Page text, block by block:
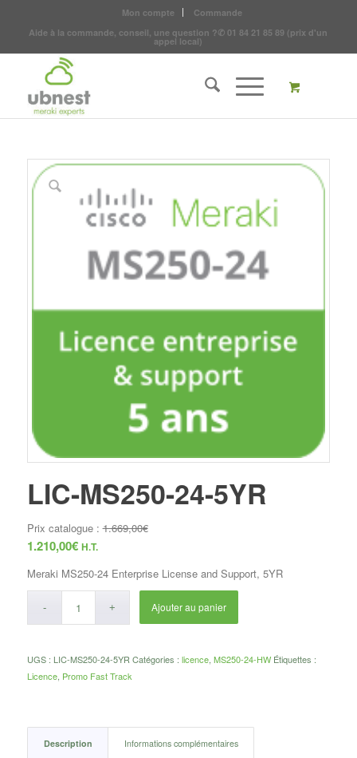
Mon compte
Commande
Aide à la commande, conseil, une question ?✆ 01 84 21 85 89 (prix d'un
appel local)
LIC-MS250-24-5YR
Prix catalogue :1.669,00€
1.210,00€ H.T.
Meraki MS250-24 Enterprise License and Support, 5YR
Ajouter au panier
UGS : LIC-MS250-24-5YR Catégories : licence, MS250-24-HW Étiquettes :
Licence, Promo Fast Track
Description Informations complémentaires